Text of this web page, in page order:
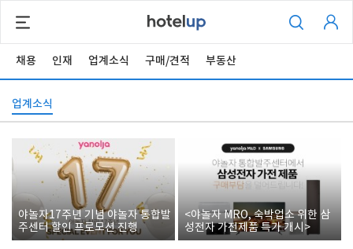
채용 인재 업계소식 구매/견적 부동산
업계소식
야놀자17주년 기념 야놀자 통합발
주센터 할인 프로모션 진행
<야놀자 MRO, 숙박업소 위한 삼
성전자 가전제품 특가 개시>